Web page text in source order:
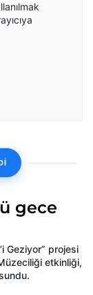
gece
Geziyor” projesi
etkinliği,